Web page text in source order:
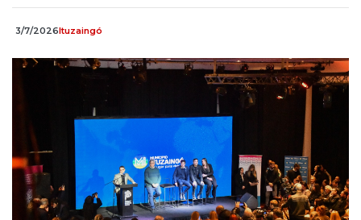
3/7/2026Ituzaingó